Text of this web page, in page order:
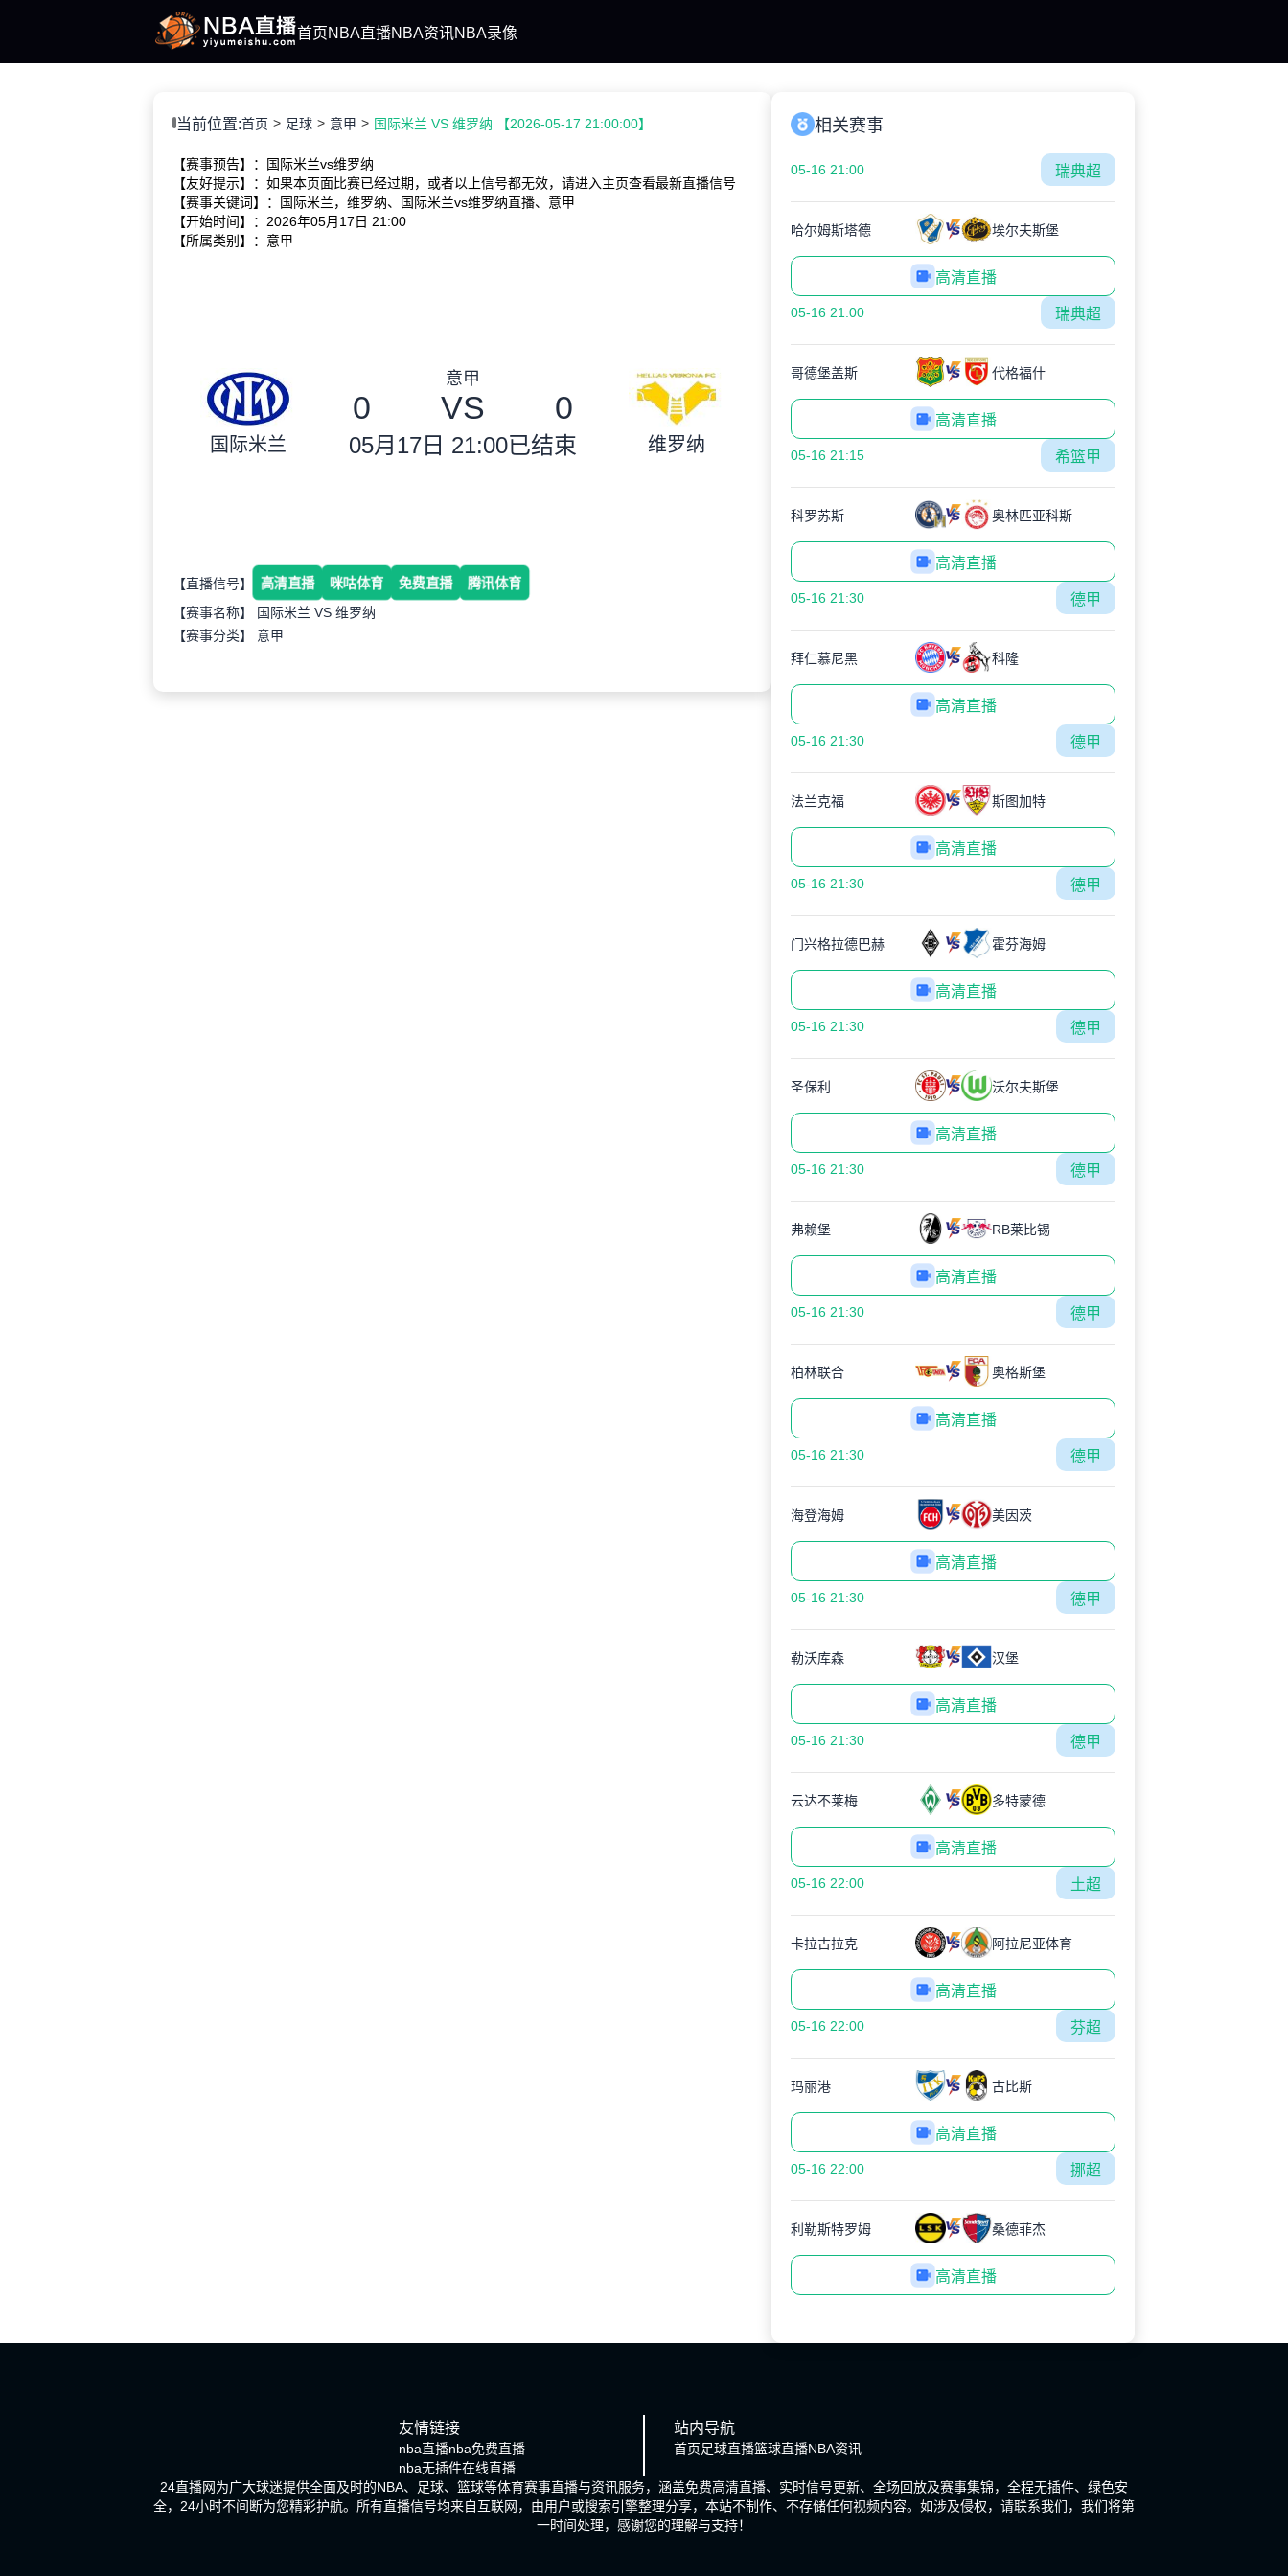
首页NBA直播NBA资讯NBA录像
当前位置:首页 足球 意甲 国际米兰 VS 维罗纳 【2026-05-17 21:00:00】
【赛事预告】：国际米兰vs维罗纳
【友好提示】：如果本页面比赛已经过期，或者以上信号都无效，请进入主页查看最新直播信号
【赛事关键词】：国际米兰，维罗纳、国际米兰vs维罗纳直播、意甲
【开始时间】：2026年05月17日 21:00
【所属类别】：意甲
国际米兰
意甲
0 VS 0
05月17日 21:00已结束 维罗纳
【直播信号】 高清直播 咪咕体育 免费直播 腾讯体育
【赛事名称】 国际米兰 VS 维罗纳
【赛事分类】 意甲
相关赛事
05-16 21:00 瑞典超
哈尔姆斯塔德 埃尔夫斯堡
高清直播
05-16 21:00 瑞典超
哥德堡盖斯 代格福什
高清直播
05-16 21:15 希篮甲
科罗苏斯 奥林匹亚科斯
高清直播
05-16 21:30 德甲
拜仁慕尼黑 科隆
高清直播
05-16 21:30 德甲
法兰克福 斯图加特
高清直播
05-16 21:30 德甲
门兴格拉德巴赫 霍芬海姆
高清直播
05-16 21:30 德甲
圣保利 沃尔夫斯堡
高清直播
05-16 21:30 德甲
弗赖堡 RB莱比锡
高清直播
05-16 21:30 德甲
柏林联合 奥格斯堡
高清直播
05-16 21:30 德甲
海登海姆 美因茨
高清直播
05-16 21:30 德甲
勒沃库森 汉堡
高清直播
05-16 21:30 德甲
云达不莱梅 多特蒙德
高清直播
05-16 22:00 土超
卡拉古拉克 阿拉尼亚体育
高清直播
05-16 22:00 芬超
玛丽港 古比斯
高清直播
05-16 22:00 挪超
利勒斯特罗姆 桑德菲杰
高清直播
友情链接
nba直播nba免费直播
nba无插件在线直播
站内导航
首页足球直播篮球直播NBA资讯
24直播网为广大球迷提供全面及时的NBA、足球、篮球等体育赛事直播与资讯服务，涵盖免费高清直播、实时信号更新、全场回放及赛事集锦，全程无插件、绿色安
全，24小时不间断为您精彩护航。所有直播信号均来自互联网，由用户或搜索引擎整理分享，本站不制作、不存储任何视频内容。如涉及侵权，请联系我们，我们将第
一时间处理，感谢您的理解与支持！